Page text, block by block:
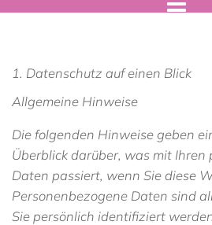
1. Datenschutz auf einen Blick
Allgemeine Hinweise
Die folgenden Hinweise geben
Überblick darüber, was mit Ihren
Daten passiert, wenn Sie diese
Personenbezogene Daten sind
Sie persönlich identifiziert